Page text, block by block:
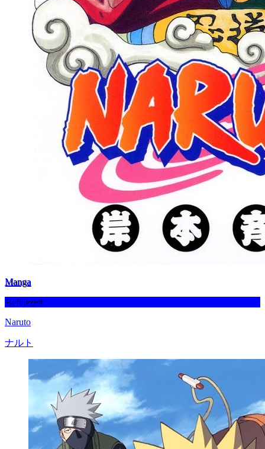
Manga
Befejezett
Naruto
ナルト